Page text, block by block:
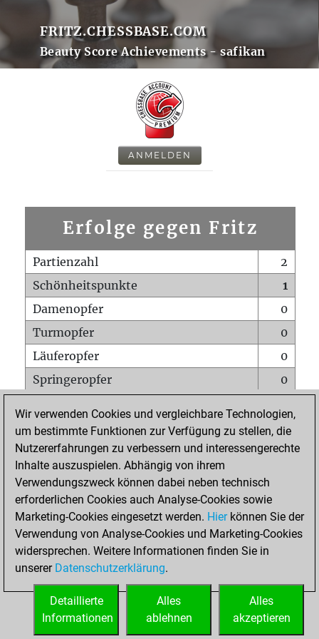
FRITZ.CHESSBASE.COM
Beauty Score Achievements - safikan
ANMELDEN
Erfolge gegen Fritz
Partienzahl
2
Schönheitspunkte
1
Damenopfer
0
Turmopfer
0
Läuferopfer
0
Springeropfer
0
Matt auf vollem Brett
0
Bauer setzt Matt
0
Erstickte Matts
Unterverwandlungen
Türme auf der siebten
0
STARTSEITE
Wir verwenden Cookies und vergleichbare Technologien,
um bestimmte Funktionen zur Verfügung zu stellen, die
Nutzererfahrungen zu verbessern und interessengerechte
Inhalte auszuspielen. Abhängig von ihrem
Verwendungszweck können dabei neben technisch
erforderlichen Cookies auch Analyse-Cookies sowie
Marketing-Cookies eingesetzt werden. Hierkönnen Sie der
Verwendung von Analyse-Cookies und Marketing-Cookies
widersprechen. Weitere Informationen finden Sie in
unserer Datenschutzerklärung.
Alles
akzeptieren
Alles
ablehnen
Detaillierte
Informationen